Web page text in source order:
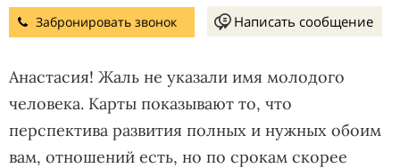
Забронировать звонок Написать сообщение
Анастасия! Жаль не указали имя молодого
человека. Карты показывают то, что
перспектива развития полных и нужных обоим
вам, отношений есть, но по срокам скорее